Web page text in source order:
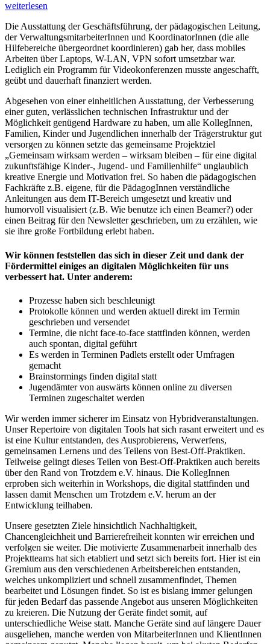
weiterlesen
Die Ausstattung der Geschäftsführung, der pädagogischen Leitung,
der VerwaltungsmitarbeiterInnen und KoordinatorInnen (die alle
Hilfebereiche übergeordnet koordinieren) gab her, dass mobiles
Arbeiten über Laptops, W-LAN, VPN sofort umsetzbar war.
Lediglich ein Programm für Videokonferenzen musste angeschafft,
geübt und dauerhaft finanziert werden.
Abgesehen von einer einheitlichen Ausstattung, der Verbesserung
einer guten, verlässlichen technischen Infrastruktur und der
Möglichkeit genügend Hardware zu haben, um alle KollegInnen,
Familien, Kinder und Jugendlichen innerhalb der Trägerstruktur gut
versorgen zu können setzte das gemeinsame Projektziel
„Gemeinsam wirksam werden – wirksam bleiben – für eine digital
zukunftsfähige Kinder-, Jugend- und Familienhilfe“ unglaublich
kreative Energie und Motivation frei. So haben die pädagogischen
Fachkräfte z.B. eigene, für die PädagogInnen verständliche
Anleitungen aus dem IT-Bereich umgesetzt und kreativ und
humorvoll visualisiert (z.B. Wie benutze ich einen Beamer?) oder
einen Beitrag für den Newsletter geschrieben, um zu erzählen, wie
sie ihre große Fortbildung erlebt haben.
Wir können feststellen das sich in dieser Zeit und dank der
Fördermittel einiges an digitalen Möglichkeiten für uns
verbessert hat. Unter anderem:
Prozesse haben sich beschleunigt
Protokolle können und werden aktuell direkt im Termin
geschrieben und versendet
Termine, die nicht face-to-face stattfinden können, werden
auch spontan, digital geführt
Es werden in Terminen Padlets erstellt oder Umfragen
gemacht
Brainstormings finden digital statt
Jugendämter von auswärts können online zu diversen
Terminen zugeschaltet werden
Wir werden immer sicherer im Einsatz von Hybridveranstaltungen.
Unser Repertoire von digitalen Tools hat sich rasant erweitert und es
ist eine Kultur entstanden, des Ausprobierens, Verwerfens,
gemeinsamen Lernens und des Teilens von Best-Off-Praktiken.
Teilweise gelingt dieses Teilen von Best-Off-Praktiken auch bereits
über den Rand von Trotzdem e.V. hinaus. Die KollegInnen
erproben sich weiterhin in Workshops, die digital stattfinden und
lassen damit Menschen um Trotzdem e.V. herum an der
Entwicklung teilhaben.
Unsere gesetzten Ziele hinsichtlich Nachhaltigkeit,
Chancengleichheit und Barrierefreiheit konnten wir erreichen und
verfolgen sie weiter. Die motivierte Zusammenarbeit innerhalb des
Projektteams hat sich etabliert und setzt sich bereits fort. Hier ist ein
Gremium aus den verschiedenen Arbeitsbereichen entstanden,
welches unkompliziert und schnell zusammenfindet, Themen
bearbeitet und Lösungen findet. So ist es bislang immer gelungen
für jeden Bedarf das passende Angebot aus unseren Möglichkeiten
zu kreieren. Die Nutzung der Geräte findet somit, auf
unterschiedliche Weise statt. Manche Geräte sind auf längere Dauer
ausgeliehen, manche werden von MitarbeiterInnen und KlientInnen